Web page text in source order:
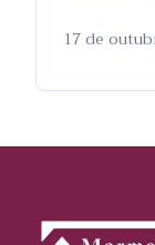
processo.
17 de